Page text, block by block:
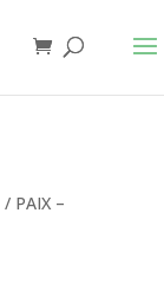
/ PAIX –